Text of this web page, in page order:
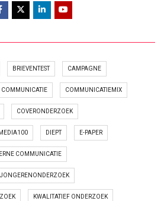
BRIEVENTEST CAMPAGNE
COMMUNICATIE COMMUNICATIEMIX
COVERONDERZOEK
DIEPT E-PAPER
COMMUNICATIE
JONGERENONDERZOEK
KWALITATIEF ONDERZOEK